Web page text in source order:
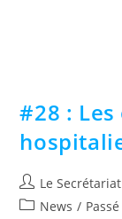
#28 :
Le
News / Passé